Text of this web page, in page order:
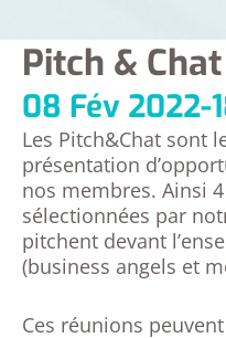
Pitch &
08 Fév 2022-
Les Pitch&Chat sont
présentation
nos membres. Ainsi
sélectionnées par
pitchent devant
(business angels et
Ces réunions